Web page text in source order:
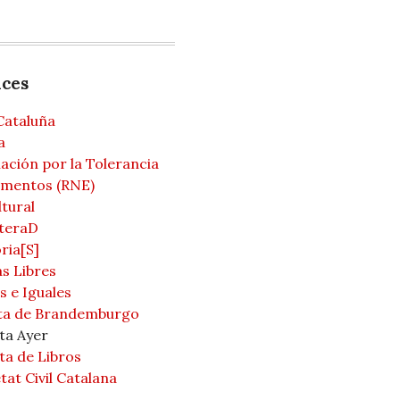
por la Tolerancia
(RNE)
Libres
e Iguales
de Brandemburgo
Ayer
de Libros
Civil Catalana